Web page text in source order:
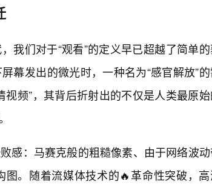
我们对于“观看”的定义早已超越了简单
幕发出的微光时，一种名为“感官解放”
频”，其背后折射出的不仅是人类最原
感：马赛克般的粗糙像素、由于网络波
。随着流媒体技术的🔥革命性突破，